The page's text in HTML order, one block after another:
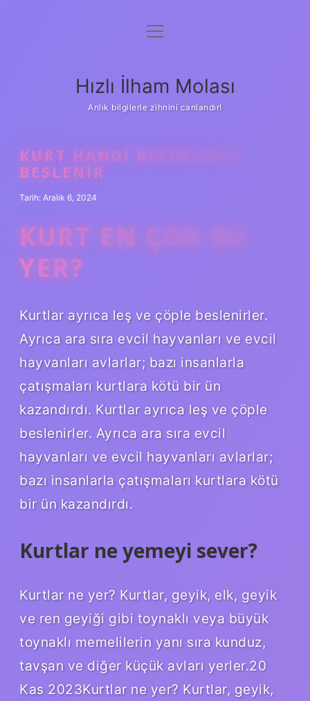
Anasayfa
Yasal Uyarı
menüyü
Hızlı İlham Molası
Anlık bilgilerle zihnini canlandır!
KURT HANGI BESINLERLE
BESLENIR
Tarih: Aralık 6, 2024
KURT EN ÇOK NE
YER?
Kurtlar ayrıca leş ve çöple beslenirler.
Ayrıca ara sıra evcil hayvanları ve evcil
hayvanları avlarlar; bazı insanlarla
çatışmaları kurtlara kötü bir ün
kazandırdı. Kurtlar ayrıca leş ve çöple
beslenirler. Ayrıca ara sıra evcil
hayvanları ve evcil hayvanları avlarlar;
bazı insanlarla çatışmaları kurtlara kötü
bir ün kazandırdı.
Kurtlar ne yemeyi sever?
Kurtlar ne yer? Kurtlar, geyik, elk, geyik
ve ren geyiği gibi toynaklı veya büyük
toynaklı memelilerin yanı sıra kunduz,
tavşan ve diğer küçük avları yerler.20
Kas 2023Kurtlar ne yer? Kurtlar, geyik,